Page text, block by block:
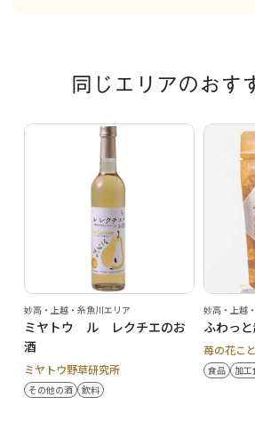
同じエリアのおす
妙高・上越・糸魚川エリア
ミヤトウ ル レクチエのお
酒
ミヤトウ野草研究所
その他の酒 飲料
妙高・上越
ふわっ
苺の花こ
食品 加工